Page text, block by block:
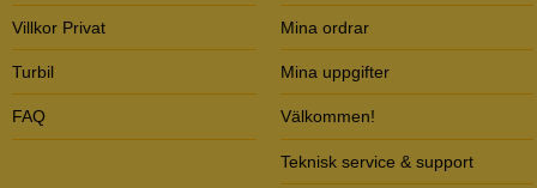
Villkor Privat
Turbil
FAQ
Mina ordrar
Mina uppgifter
Välkommen!
Teknisk service & support